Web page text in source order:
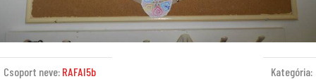
Csoport neve: RAFAI5b Kategória: